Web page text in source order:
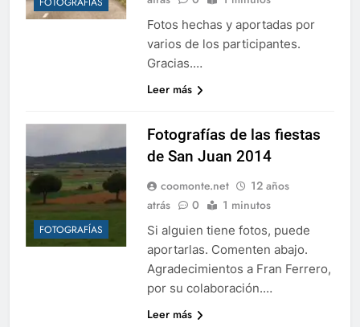
Fotos hechas y aportadas por
varios de los participantes.
Gracias.…
Leer más
FOTOGRAFÍAS
Fotografías de las fiestas
de San Juan 2014
coomonte.net
12 años
atrás
0 1 minutos
Si alguien tiene fotos, puede
aportarlas. Comenten abajo.
Agradecimientos a Fran Ferrero,
por su colaboración.…
Leer más